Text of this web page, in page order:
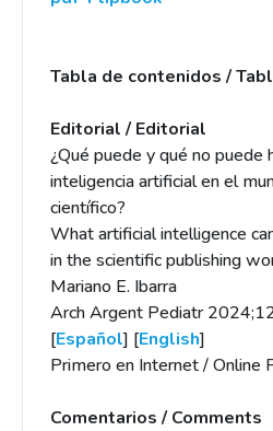
Tabla de contenidos /
Editorial / Editorial
¿Qué puede y qué no puede
inteligencia artificial en el
científico?
What artificial intelligence
in the scientific publishing
Mariano E. Ibarra
Arch Argent Pediatr
[Español] [English]
Primero en Internet / Online
Comentarios / Comments